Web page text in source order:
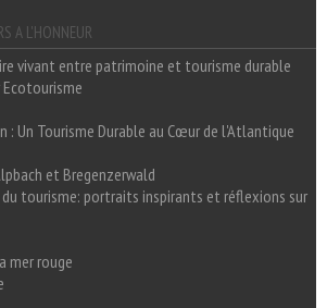
A L'HONNEUR
vivant entre patrimoine et tourisme durable
: Un Tourisme Durable au Cœur de l'Atlantique
et Bregenzerwald
du tourisme: portraits inspirants et réflexions sur
mer rouge